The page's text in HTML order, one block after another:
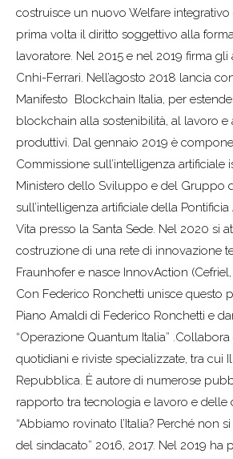
costruisce un nuovo Welfare integrativo
prima volta il diritto soggettivo alla
lavoratore. Nel 2015 e nel 2019 firma
Cnhi-Ferrari. Nell’agosto 2018 lancia
Manifesto Blockchain Italia, per
blockchain alla sostenibilità, al lavoro e
produttivi. Dal gennaio 2019 è
Commissione sull’intelligenza artificiale
Ministero dello Sviluppo e del Gruppo
sull’intelligenza artificiale della
Vita presso la Santa Sede. Nel 2020 si
costruzione di una rete di innovazione
Fraunhofer e nasce InnovAction (Cefriel,
Con Federico Ronchetti unisce questo
Piano Amaldi di Federico Ronchetti e
“Operazione Quantum Italia”
quotidiani e riviste specializzate, tra cui
Repubblica. È autore di numerose
rapporto tra tecnologia e lavoro e delle
“Abbiamo rovinato l’Italia? Perché non
del sindacato” 2016, 2017. Nel 2019 ha